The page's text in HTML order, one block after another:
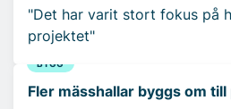
"Det har varit stort fokus på
projektet"
BYGG
Fler mässhallar byggs om